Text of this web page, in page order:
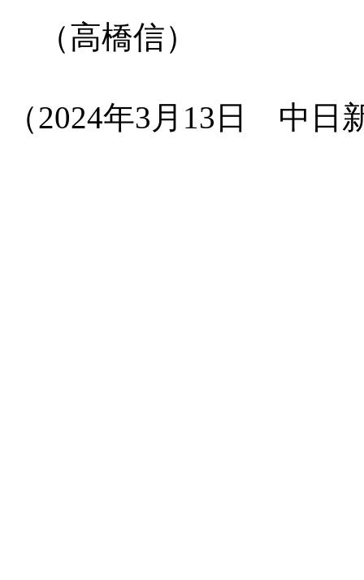
（高橋信）
（2024年3月13日 中日